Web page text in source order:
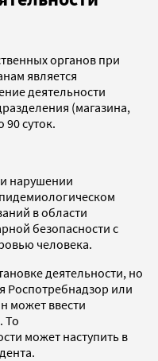
органов при
является
деятельности
(магазина,
суток.
нарушении
в области
безопасности с
человека.
деятельности, но
Роспотребнадзор или
может ввести
То
может наступить в